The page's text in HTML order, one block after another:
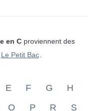
en Cproviennent des
Le Petit Bac
E F G
H
O P R S